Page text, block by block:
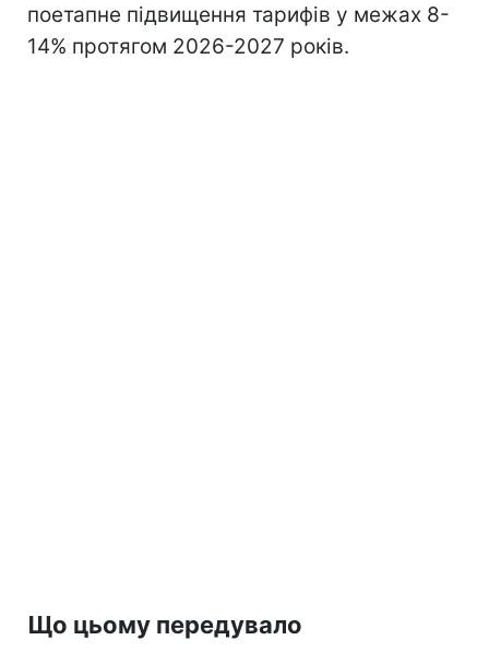
поетапне підвищення тарифів у межах 8-
14% протягом 2026-2027 років.
Що цьому передувало